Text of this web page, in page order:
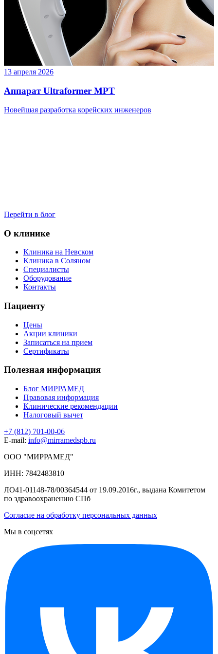
13 апреля 2026
Аппарат Ultraformer MPT
Новейшая разработка корейских инженеров
Перейти в блог
О клинике
Клиника на Невском
Клиника в Соляном
Специалисты
Оборудование
Контакты
Пациенту
Цены
Акции клиники
Записаться на прием
Сертификаты
Полезная информация
Блог МИРРАМЕД
Правовая информация
Клинические рекомендации
Налоговый вычет
+7 (812) 701-00-06
E-mail: info@mirramedspb.ru
ООО "МИРРАМЕД"
ИНН: 7842483810
ЛО41-01148-78/00364544 от 19.09.2016г., выдана Комитетом
по здравоохранению СПб
Согласие на обработку персональных данных
Мы в соцсетях